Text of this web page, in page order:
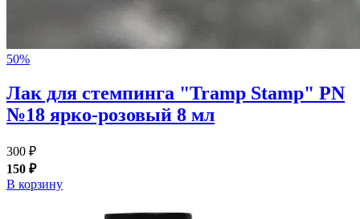
50%
Лак для стемпинга "Tramp Stamp" PN
№18 ярко-розовый 8 мл
300 ₽
150 ₽
В корзину